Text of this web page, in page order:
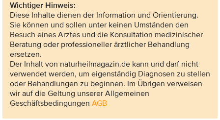
Wichtiger Hinweis:
Diese Inhalte dienen der Information und Orientierung.
Sie können und sollen unter keinen Umständen den
Besuch eines Arztes und die Konsultation medizinischer
Beratung oder professioneller ärztlicher Behandlung
ersetzen.
Der Inhalt von naturheilmagazin.de kann und darf nicht
verwendet werden, um eigenständig Diagnosen zu stellen
oder Behandlungen zu beginnen. Im Übrigen verweisen
wir auf die Geltung unserer Allgemeinen
Geschäftsbedingungen AGB